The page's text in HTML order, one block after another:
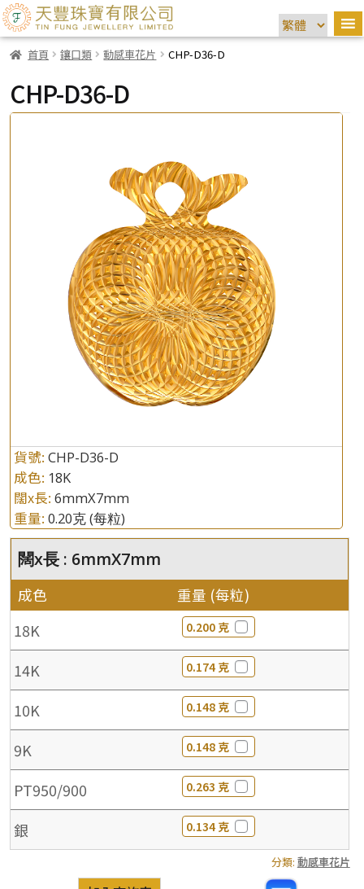
首頁 鑲口類 動感車花片 CHP-D36-D
CHP-D36-D
貨號: CHP-D36-D
成色: 18K
闊x長: 6mmX7mm
重量: 0.20克(每粒)
闊x長 : 6mmX7mm
成色 重量 (每粒)
18K 0.200 克
14K 0.174 克
10K 0.148 克
9K 0.148 克
PT950/900 0.263 克
銀 0.134 克
分類: 動感車花片